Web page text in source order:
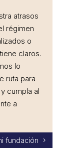
atrasos
régimen
o
claros.
lo
ruta para
cumpla al
a
fundación